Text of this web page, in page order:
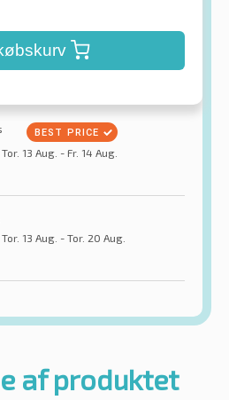
13 Aug. - Fr. 14 Aug.
13 Aug. - Tor. 20 Aug.
af produktet